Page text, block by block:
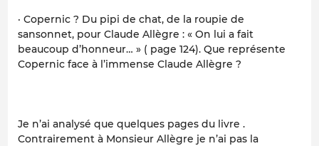
· Copernic ? Du pipi de chat, de la roupie de
sansonnet, pour Claude Allègre : « On lui a fait
beaucoup d’honneur… » ( page 124). Que représente
Copernic face à l’immense Claude Allègre ?
Je n’ai analysé que quelques pages du livre .
Contrairement à Monsieur Allègre je n’ai pas la